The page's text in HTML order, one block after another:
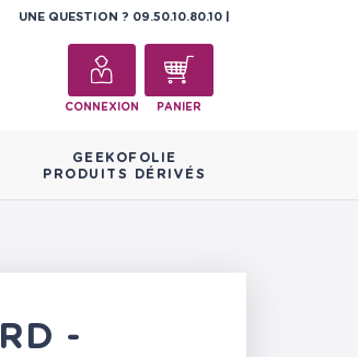
UNE QUESTION ? 09.50.10.80.10
CONNEXION PANIER
GEEKOFOLIE
PRODUITS DÉRIVÉS
-